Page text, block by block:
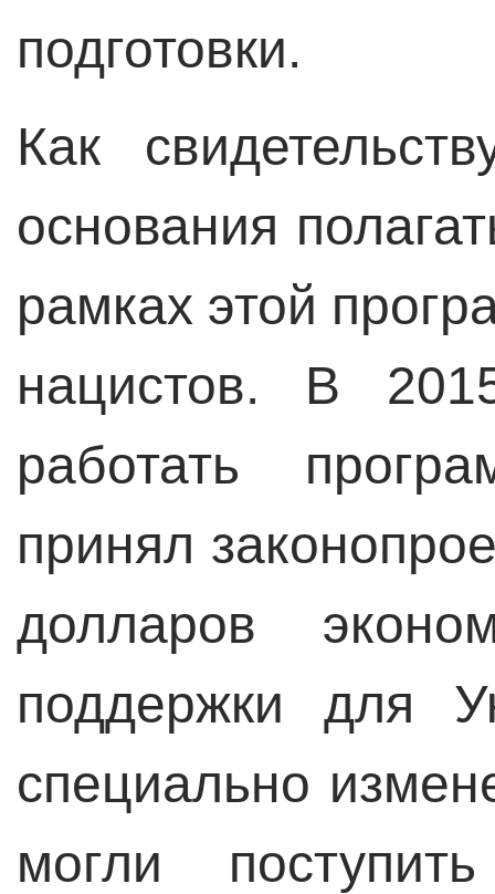
подготовки.
Как
основания
рамках этой
нацистов. В
работать
принял
долларов
поддержки для
специально
могли